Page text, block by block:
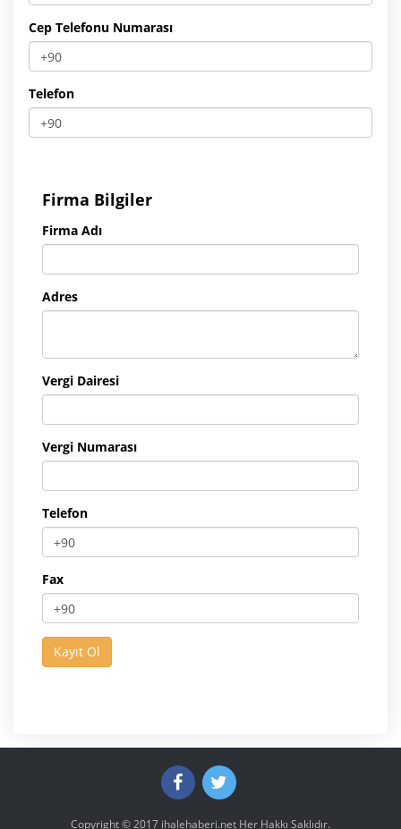
Cep Telefonu Numarası
Telefon
Firma Bilgiler
Firma Adı
Adres
Vergi Dairesi
Vergi Numarası
Telefon
Fax
Copyright © 2017 ihalehaberi.net Her Hakkı Saklıdır.